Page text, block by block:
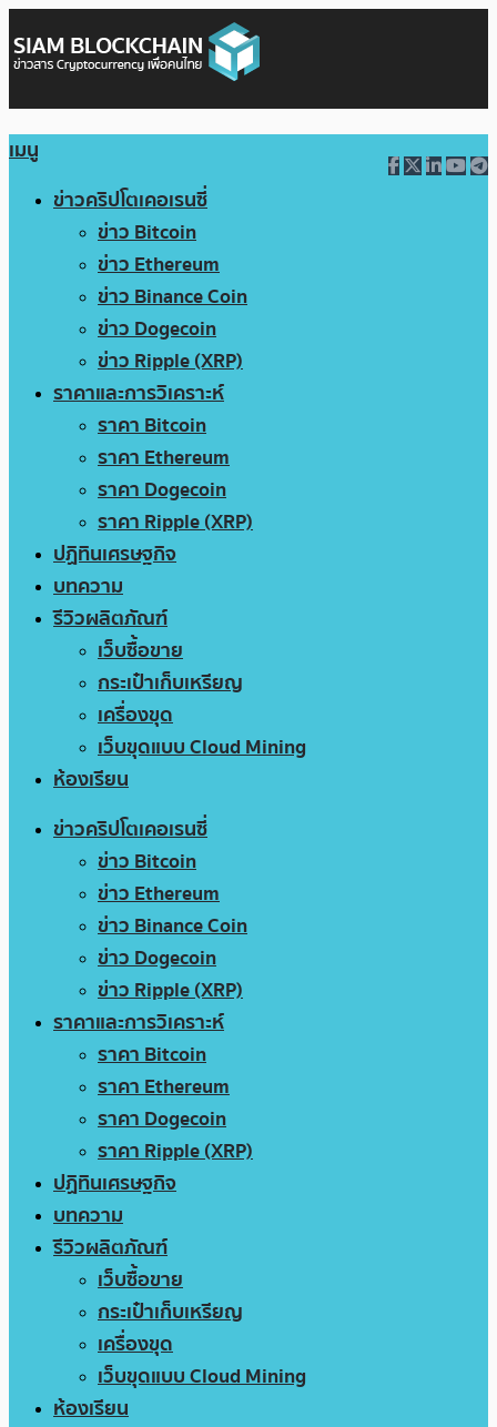
เมนู
ข่าวคริปโตเคอเรนซี่
ข่าว Bitcoin
ข่าว Ethereum
ข่าว Binance Coin
ข่าว Dogecoin
ข่าว Ripple (XRP)
ราคาและการวิเคราะห์
ราคา Bitcoin
ราคา Ethereum
ราคา Dogecoin
ราคา Ripple (XRP)
ปฏิทินเศรษฐกิจ
บทความ
รีวิวผลิตภัณฑ์
เว็บซื้อขาย
กระเป๋าเก็บเหรียญ
เครื่องขุด
เว็บขุดแบบ Cloud Mining
ห้องเรียน
ข่าวคริปโตเคอเรนซี่
ข่าว Bitcoin
ข่าว Ethereum
ข่าว Binance Coin
ข่าว Dogecoin
ข่าว Ripple (XRP)
ราคาและการวิเคราะห์
ราคา Bitcoin
ราคา Ethereum
ราคา Dogecoin
ราคา Ripple (XRP)
ปฏิทินเศรษฐกิจ
บทความ
รีวิวผลิตภัณฑ์
เว็บซื้อขาย
กระเป๋าเก็บเหรียญ
เครื่องขุด
เว็บขุดแบบ Cloud Mining
ห้องเรียน